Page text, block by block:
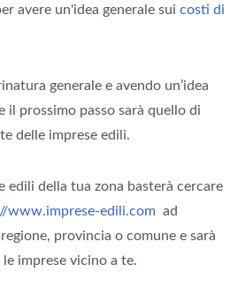
avere un'idea generale sui costi di
generale e avendo un’idea
il prossimo passo sarà quello di
delle imprese edili.
edili della tua zona basterà cercare
www.imprese-edili.com ad
provincia o comune e sarà
imprese vicino a te.